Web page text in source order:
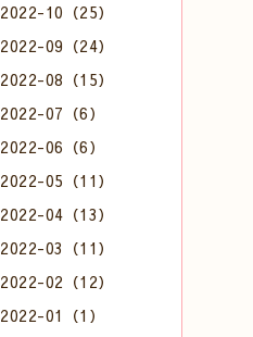
2022-10（25）
2022-09（24）
2022-08（15）
2022-07（6）
2022-06（6）
2022-05（11）
2022-04（13）
2022-03（11）
2022-02（12）
2022-01（1）